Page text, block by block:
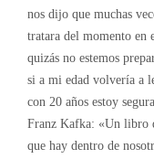
nos dijo que muchas
tratara del momento en
quizás no estemos
si a mi edad volvería a
con 20 años estoy
Franz Kafka: «Un libro
que hay dentro de